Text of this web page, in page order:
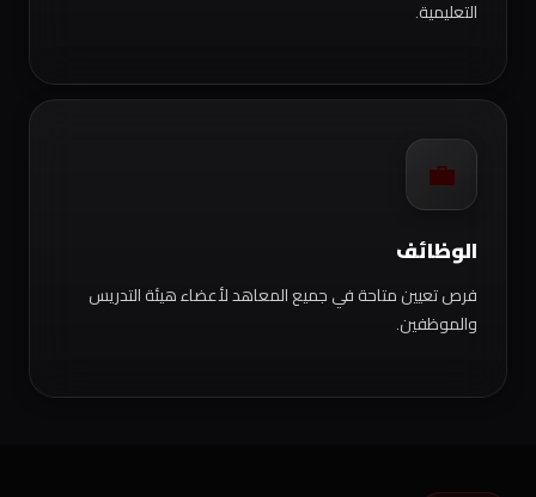
التعليمية.
💼
الوظائف
فرص تعيين متاحة في جميع المعاهد لأعضاء هيئة التدريس
والموظفين.